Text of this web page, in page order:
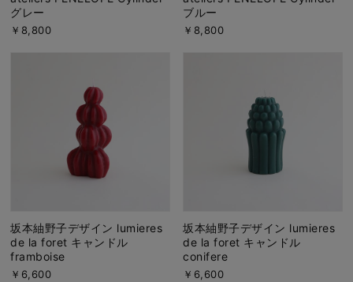
グレー
￥8,800
ブルー
￥8,800
坂本紬野子デザイン lumieres
de la foret キャンドル
framboise
￥6,600
坂本紬野子デザイン lumieres
de la foret キャンドル
conifere
￥6,600